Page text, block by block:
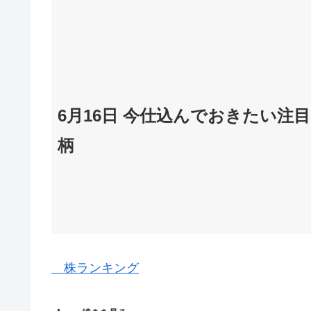
6月16日 今仕込んでおきたい注
柄
株ランキング